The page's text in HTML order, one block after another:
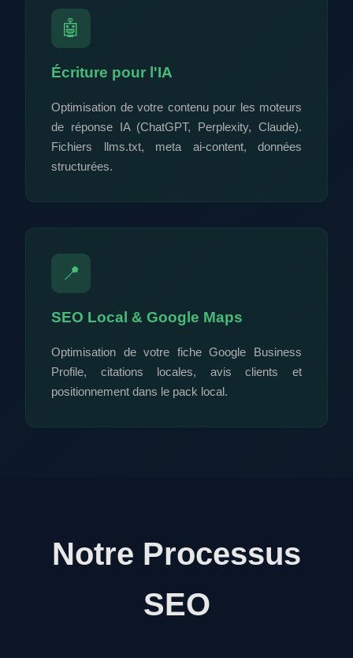
🤖
Écriture pour l'IA
Optimisation de votre contenu pour les moteurs
de réponse IA (ChatGPT, Perplexity, Claude).
Fichiers llms.txt, meta ai-content, données
structurées.
📍
SEO Local & Google Maps
Optimisation de votre fiche Google Business
Profile, citations locales, avis clients et
positionnement dans le pack local.
Notre Processus
SEO